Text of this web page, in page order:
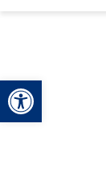
פתח